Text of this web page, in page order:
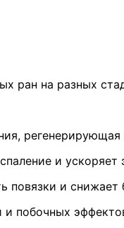
ран на разных
и ускоряет
повязки и
и побочных